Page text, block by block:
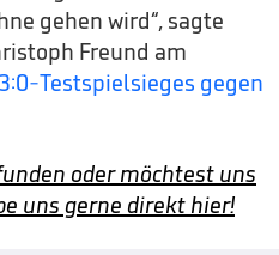
gehen wird“, sagte
Freund am
3:0-Testspielsieges gegen
oder möchtest uns
uns gerne direkt hier!